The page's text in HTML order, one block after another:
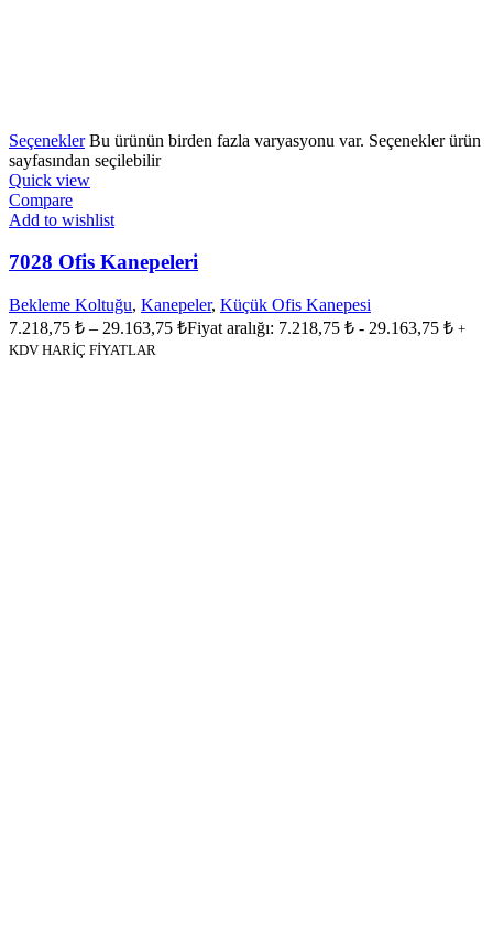
Seçenekler Bu ürünün birden fazla varyasyonu var. Seçenekler ürün
sayfasından seçilebilir
Quick view
Compare
Add to wishlist
7028 Ofis Kanepeleri
Bekleme Koltuğu, Kanepeler, Küçük Ofis Kanepesi
7.218,75 ₺ – 29.163,75 ₺Fiyat aralığı: 7.218,75 ₺ - 29.163,75 ₺ +
KDV HARİÇ FİYATLAR